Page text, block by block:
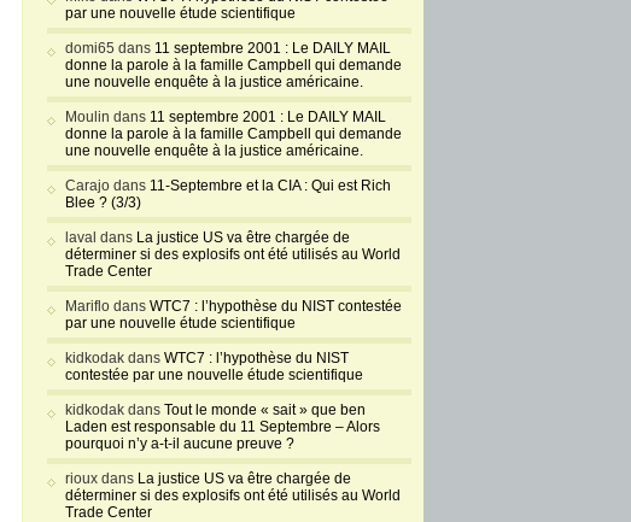
par une nouvelle étude scientifique
domi65 dans 11 septembre 2001 : Le DAILY MAIL
donne la parole à la famille Campbell qui demande
une nouvelle enquête à la justice américaine.
Moulin dans 11 septembre 2001 : Le DAILY MAIL
donne la parole à la famille Campbell qui demande
une nouvelle enquête à la justice américaine.
Carajo dans 11-Septembre et la CIA : Qui est Rich
Blee ? (3/3)
laval dans La justice US va être chargée de
déterminer si des explosifs ont été utilisés au World
Trade Center
Mariflo dans WTC7 : l’hypothèse du NIST contestée
par une nouvelle étude scientifique
kidkodak dans WTC7 : l’hypothèse du NIST
contestée par une nouvelle étude scientifique
kidkodak dans Tout le monde « sait » que ben
Laden est responsable du 11 Septembre – Alors
pourquoi n’y a-t-il aucune preuve ?
rioux dans La justice US va être chargée de
déterminer si des explosifs ont été utilisés au World
Trade Center